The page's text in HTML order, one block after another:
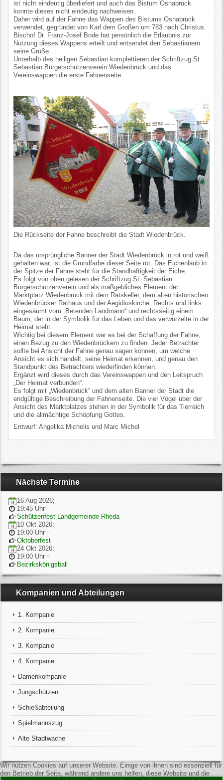
ist nicht eindeutig überliefert und auch das Bistum Osnabrück
konnte dieses nicht eindeutig nachweisen.
Daher wird auf der Fahne das Wappen des Bistums Osnabrück
verwendet, gegründet von Karl dem Großen um 783 nach Christus.
Bischof Dr. Franz-Josef Bode hat persönlich die Erlaubnis zur
Nutzung dieses Wappens erteilt und entsendet den Sebastianern
seine Grüße.
Unterhalb des heiligen Sebastian komplettieren der Schriftzug St.
Sebastian Bürgerschützenverein Wiedenbrück und das
Vereinswappen die erste Fahnenseite.
Die Rückseite der Fahne beschreibt die Stadt Wiedenbrück.
Da das ursprüngliche Banner der Stadt Wiedenbrück in rot und weiß
gehalten war, ist die Grundfarbe dieser Seite rot. Das Eichenlaub in
der Spitze der Fahne steht für die Standhaftigkeit der Eiche.
Es folgt von oben gelesen der Schriftzug St. Sebastian
Bürgerschützenverein und als maßgebliches Element der
Marktplatz Wiedenbrück mit dem Ratskeller, dem alten historischen
Wiedenbrücker Rathaus und der Aegidiuskirche. Rechts und links
eingesäumt vom „Betenden Landmann“ und rechtsseitig einem
Baum, der in der Symbolik für das Leben und das verwurzelte in der
Heimat steht.
Wichtig bei diesem Element war es bei der Schaffung der Fahne,
einen Bezug zu den Wiedenbrückern zu finden. Jeder Betrachter
sollte bei Ansicht der Fahne genau sagen können, um welche
Ansicht es sich handelt, seine Heimat erkennen, und genau den
Standpunkt des Betrachters wiederfinden können.
Ergänzt wird dieses durch das Vereinswappen und den Leitspruch
„Der Heimat verbunden“.
Es folgt mit „Wiedenbrück“ und dem alten Banner der Stadt die
endgültige Beschreibung der Fahnenseite. Die vier Vögel über der
Ansicht des Marktplatzes stehen in der Symbolik für das Tierreich
und die allmächtige Schöpfung Gottes.
Entwurf: Angelika Michelis und Marc Michel
Nächste Termine
16 Aug 2026;
19:45 Uhr-
Schützenfest Landgemeinde Rheda
10 Okt 2026;
19:00 Uhr-
Oktoberfest
24 Okt 2026;
19:00 Uhr-
Bezirkskönigsball
Kompanien und Abteilungen
1. Kompanie
2. Kompanie
3. Kompanie
4. Kompanie
Damenkompanie
Jungschützen
Schießabteilung
Spielmannszug
Alte Stadtwache
Wir nutzen Cookies auf unserer Website. Einige von ihnen sind essenziell für
den Betrieb der Seite, während andere uns helfen, diese Website und die